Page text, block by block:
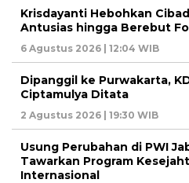
Krisdayanti Hebohkan
Antusias hingga Berebut
6 Agustus 2026 | 12:04 WIB
Dipanggil ke Purwakarta,
Ciptamulya Ditata
2 Agustus 2026 | 19:30 WIB
Usung Perubahan di PWI
Tawarkan Program
Internasional